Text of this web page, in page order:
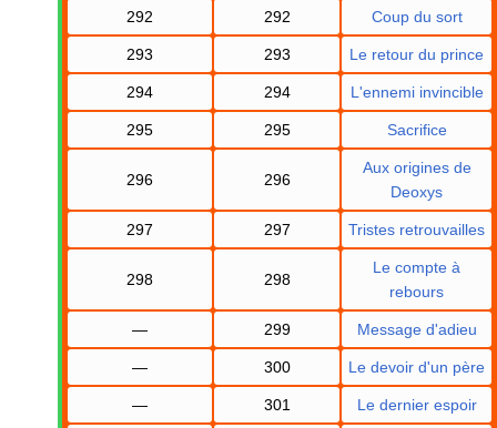
292 292 Coup du sort
293 293 Le retour du prince
294 294 L'ennemi invincible
295 295 Sacrifice
296 296
Aux origines de
Deoxys
297 297 Tristes retrouvailles
298 298
Le compte à
rebours
— 299 Message d'adieu
— 300 Le devoir d'un père
— 301 Le dernier espoir